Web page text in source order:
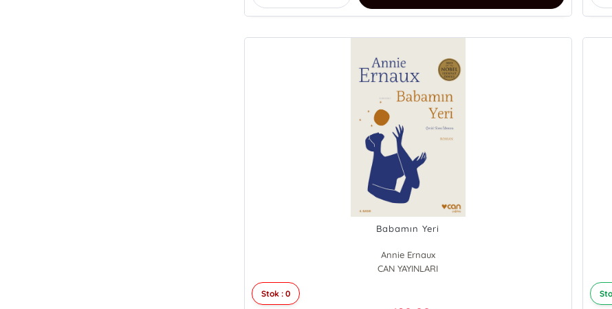
Babamın Yeri
Annie Ernaux
CAN YAYINLARI
Stok : 0